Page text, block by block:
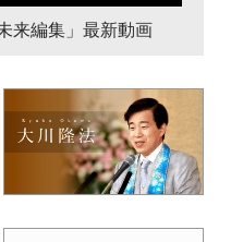
来編集」最新動画